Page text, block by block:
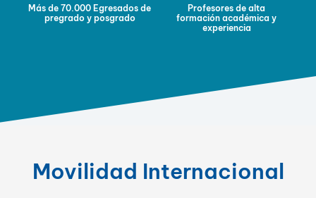
Más de 70.000 Egresados de
pregrado y posgrado
Profesores de alta
formación académica y
experiencia
Movilidad Internacional